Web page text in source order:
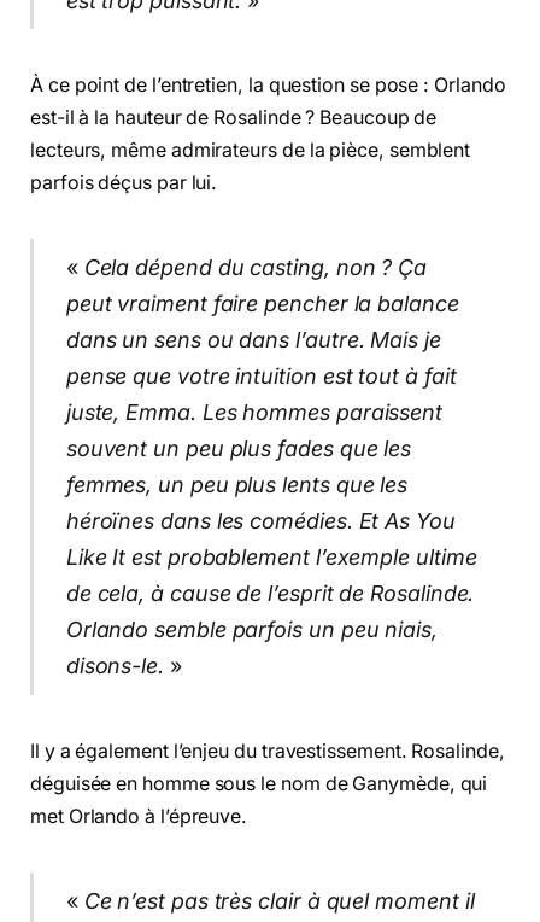
À ce point de l’entretien, la question se pose : Orlando
est-il à la hauteur de Rosalinde ? Beaucoup de
lecteurs, même admirateurs de la pièce, semblent
parfois déçus par lui.
« Cela dépend du casting, non ? Ça
peut vraiment faire pencher la balance
dans un sens ou dans l’autre. Mais je
pense que votre intuition est tout à fait
juste, Emma. Les hommes paraissent
souvent un peu plus fades que les
femmes, un peu plus lents que les
héroïnes dans les comédies. Et As You
Like It est probablement l’exemple ultime
de cela, à cause de l’esprit de Rosalinde.
Orlando semble parfois un peu niais,
disons-le. »
Il y a également l’enjeu du travestissement. Rosalinde,
déguisée en homme sous le nom de Ganymède, qui
met Orlando à l’épreuve.
« Ce n’est pas très clair à quel moment il